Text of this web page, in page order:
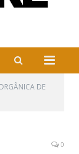
DE
0